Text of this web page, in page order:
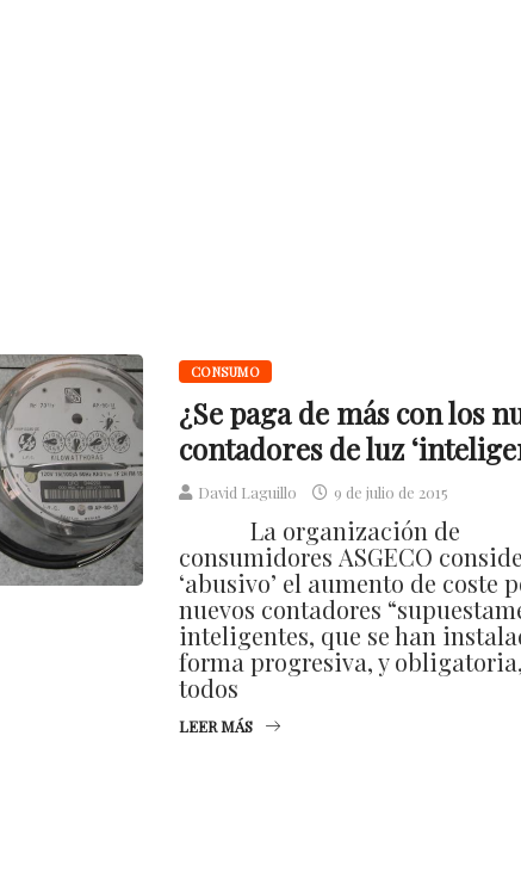
CONSUMO
¿Se paga de más con los
contadores de luz
David Laguillo 9 de julio de 2015
La organización de
consumidores ASGECO
‘abusivo’ el aumento de coste
nuevos contadores
inteligentes, que se han
forma progresiva, y
todos
LEER MÁS